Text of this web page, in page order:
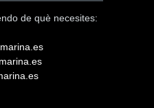
de què necesites: